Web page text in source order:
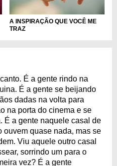
A INSPIRAÇÃO QUE VOCÊ ME
TRAZ
É a gente rindo na
É a gente se beijando
dadas na volta para
na porta do cinema e se
É a gente naquele casal de
ouvem quase nada, mas se
Viu aquele outro casal
sorrindo um para o
vez? É a gente